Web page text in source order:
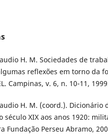
H. M. Sociedades de
reflexões em torno da
Campinas, v. 6, n. 10-11,
H. M. (coord.).
século XIX aos anos 1920:
Fundação Perseu Abramo,